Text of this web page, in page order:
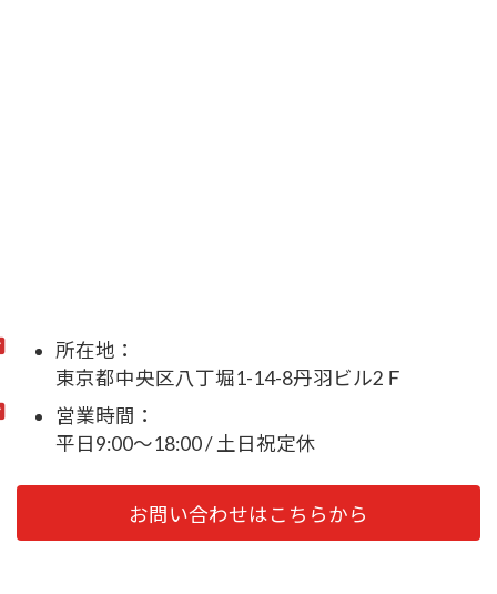
所在地：
東京都中央区八丁堀1-14-8丹羽ビル2Ｆ
営業時間：
平日9:00～18:00 / 土日祝定休
お問い合わせはこちらから